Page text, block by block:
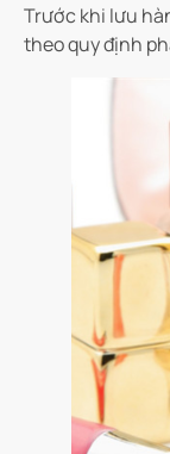
Trước khi lưu
theo quy định